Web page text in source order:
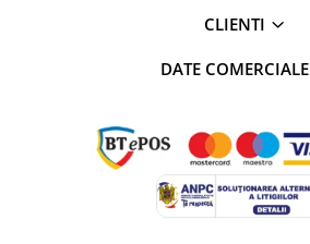
CLIENTI
DATE COMERCIALE